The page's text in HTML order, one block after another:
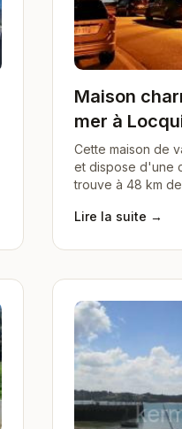
Maison
mer à
Cette maison de
et dispose d'une
trouve à 48 km
Lire la suite →